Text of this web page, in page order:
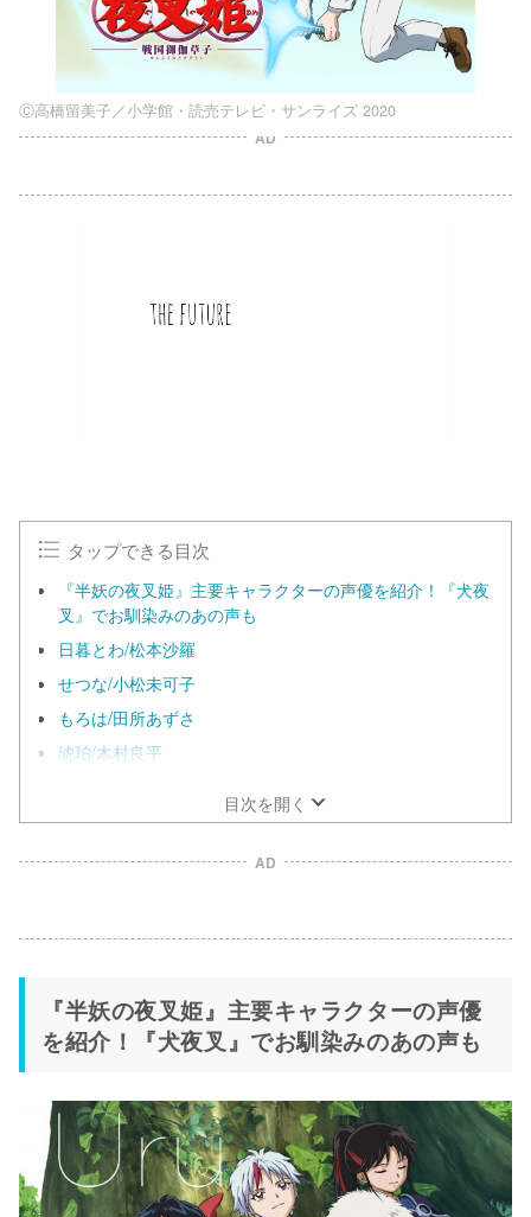
Ⓒ高橋留美子／小学館・読売テレビ・サンライズ 2020
AD
タップできる目次
『半妖の夜叉姫』主要キャラクターの声優を紹介！『犬夜
叉』でお馴染みのあの声も
日暮とわ/松本沙羅
せつな/小松未可子
もろは/田所あずさ
琥珀/木村良平
目次を開く
AD
『半妖の夜叉姫』主要キャラクターの声優
を紹介！『犬夜叉』でお馴染みのあの声も